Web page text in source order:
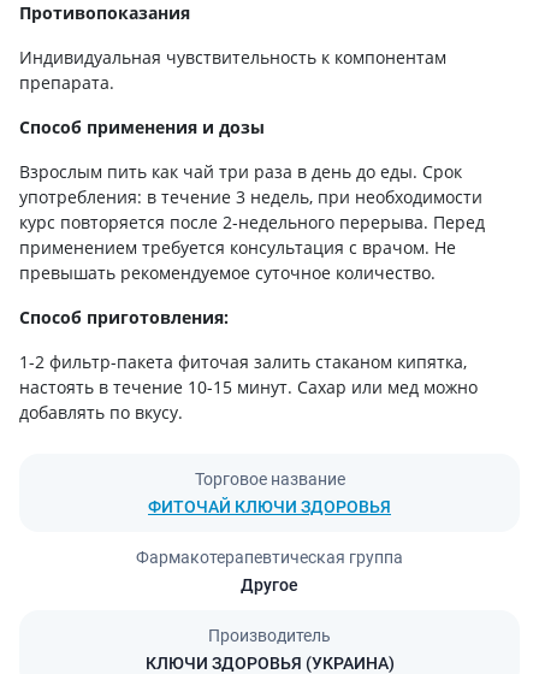
Противопоказания
Индивидуальная чувствительность к компонентам
препарата.
Способ применения и дозы
Взрослым пить как чай три раза в день до еды. Срок
употребления: в течение 3 недель, при необходимости
курс повторяется после 2-недельного перерыва. Перед
применением требуется консультация с врачом. Не
превышать рекомендуемое суточное количество.
Способ приготовления:
1-2 фильтр-пакета фиточая залить стаканом кипятка,
настоять в течение 10-15 минут. Сахар или мед можно
добавлять по вкусу.
Торговое название
ФИТОЧАЙ КЛЮЧИ ЗДОРОВЬЯ
Фармакотерапевтическая группа
Другое
Производитель
КЛЮЧИ ЗДОРОВЬЯ (УКРАИНА)